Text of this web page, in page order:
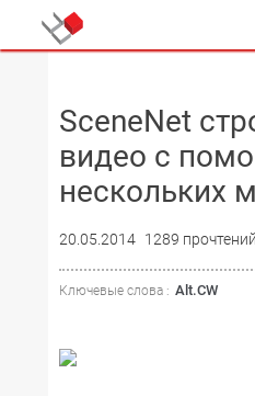
SceneNet
видео с
нескольких
20.05.2014 1289 прочтений
Ключевые слова : Alt.CW